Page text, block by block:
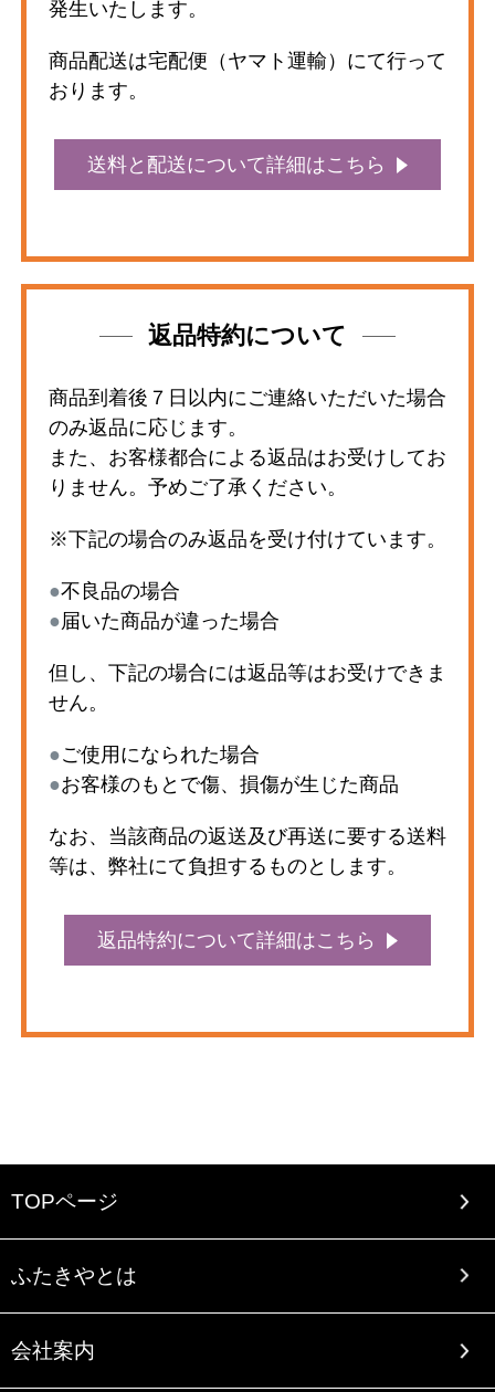
発生いたします。
商品配送は宅配便（ヤマト運輸）にて行って
おります。
送料と配送について詳細はこちら
返品特約について
商品到着後７日以内にご連絡いただいた場合
のみ返品に応じます。
また、お客様都合による返品はお受けしてお
りません。予めご了承ください。
※下記の場合のみ返品を受け付けています。
●不良品の場合
●届いた商品が違った場合
但し、下記の場合には返品等はお受けできま
せん。
●ご使用になられた場合
●お客様のもとで傷、損傷が生じた商品
なお、当該商品の返送及び再送に要する送料
等は、弊社にて負担するものとします。
返品特約について詳細はこちら
TOPページ
ふたきやとは
会社案内